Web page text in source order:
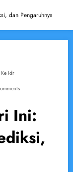
dan Pengaruhnya
Idr
Ini: